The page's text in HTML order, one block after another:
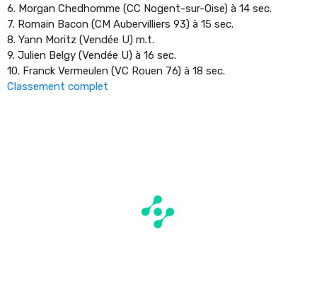
6. Morgan Chedhomme (CC Nogent-sur-Oise) à 14 sec.
7. Romain Bacon (CM Aubervilliers 93) à 15 sec.
8. Yann Moritz (Vendée U) m.t.
9. Julien Belgy (Vendée U) à 16 sec.
10. Franck Vermeulen (VC Rouen 76) à 18 sec.
Classement complet